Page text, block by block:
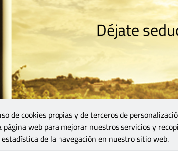
Déjate
de cookies propias y de terceros de
página web para mejorar nuestros servicios y
de la navegación en nuestro sitio web.